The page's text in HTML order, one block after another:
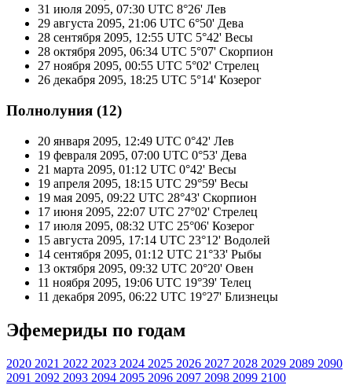
31 июля 2095, 07:30 UTC 8°26' Лев
29 августа 2095, 21:06 UTC 6°50' Дева
28 сентября 2095, 12:55 UTC 5°42' Весы
28 октября 2095, 06:34 UTC 5°07' Скорпион
27 ноября 2095, 00:55 UTC 5°02' Стрелец
26 декабря 2095, 18:25 UTC 5°14' Козерог
Полнолуния (12)
20 января 2095, 12:49 UTC 0°42' Лев
19 февраля 2095, 07:00 UTC 0°53' Дева
21 марта 2095, 01:12 UTC 0°42' Весы
19 апреля 2095, 18:15 UTC 29°59' Весы
19 мая 2095, 09:22 UTC 28°43' Скорпион
17 июня 2095, 22:07 UTC 27°02' Стрелец
17 июля 2095, 08:32 UTC 25°06' Козерог
15 августа 2095, 17:14 UTC 23°12' Водолей
14 сентября 2095, 01:12 UTC 21°33' Рыбы
13 октября 2095, 09:32 UTC 20°20' Овен
11 ноября 2095, 19:06 UTC 19°39' Телец
11 декабря 2095, 06:22 UTC 19°27' Близнецы
Эфемериды по годам
2020 2021 2022 2023 2024 2025 2026 2027 2028 2029 2089 2090
2091 2092 2093 2094 2095 2096 2097 2098 2099 2100